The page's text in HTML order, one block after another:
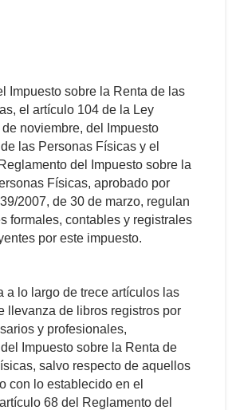
Impuesto sobre la Renta de las
el artículo 104 de la Ley
noviembre, del Impuesto
las Personas Físicas y el
del Impuesto sobre la
Físicas, aprobado por
2007, de 30 de marzo, regulan
formales, contables y registrales
por este impuesto.
a lo largo de trece artículos las
llevanza de libros registros por
y profesionales,
Impuesto sobre la Renta de
salvo respecto de aquellos
con lo establecido en el
68 del Reglamento del